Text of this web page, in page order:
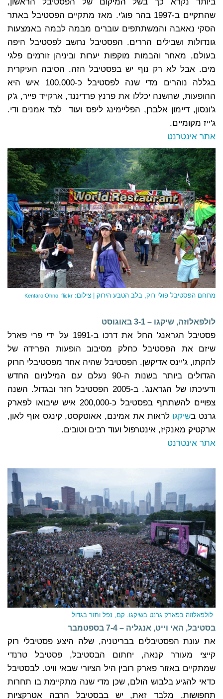
שהתקיים ב-1997 בהר פוג'י. מאז מתקיים הפסטיבל באתר
הסקי נאאבה והמשתתפים עוברים מבמה לבמה באמצעות
גונדולות ושבילים הררים. הפסטיבל נחשב לפסטיבל היפה
בעולם, מאחר והבמות מוקפות יערות וביניהן זורמים פלגי
מים. אבל לא רק נוף יש בפסטיבל הזה. הסיבה העיקרית
בגללה נוהרים מדי שנה לפסטיבל כ-100,000 איש היא
ההופעות, שהשנה יכללו את פרנץ פרדיננד, ארקייד פייר, ג'ק
ג'ונסון, דיימון אלברן, הפליימינג ליפס ועוד לצד אמנים ודי.
ג'ייז מקומיים.
אתר אינטרנט
מתחם הפסטיבל פוג'י רוק, בלב הטבע הירוק | צילום: Kentaro Ohno, flickr
לולפאלוזה, שיקגו – 3-1 באוגוסט
פסטיבל הגראנג' החל את דרכו ב-1991 על ידי פרי פארל
שיזם את הפסטיבל כחלק מסיבוב הופעות הפרידה של
להקתו, ג'יינס אדיקשן. הפסטיבל שהיה אחד מפסטיבלי הרוק
הגדולים ביותר בשנות ה-90 נעלם עם המילניום החדש
ודעיכתו של הגראנג'. ב-2005 הפסטיבל חזר ובגדול. השנה
צפויים להשתתף בפסטיבל כ-200,000 איש שיבואו לפארק
גרנט בשיקגו לראות את אמינם, אאוטקסט, קינגס אוף לאון,
ארקטיק מאנקיז, אינטרפול ועוד רבים וטובים.
אתר אינטרנט
לולפאלוזה בפארק גרנט בשיקגו. קם, נפל וחזר בגדול
בסטיבל, האי וייט, אנגליה – 7-4 בספטמבר
את עונת הפסטיבלים בבריטניה, שלה היצע פסטיבלי רוק
קייצי מעורר קנאה, יחתום הבסטיבל, פסטיבל טרנדי
שמתקיים באזור פארק רובין היל הציורי שבאי וויט. לבסטיבל
כדאי להגיע בלבוש הולם, שכן מדי שנה מתקיימת בו תחרות
תחפושות. מלבד זאת, יש בבסטיבל הרבה אטרקציות